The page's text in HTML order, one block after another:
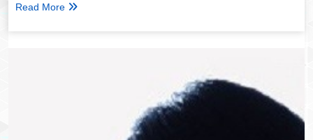
Read More